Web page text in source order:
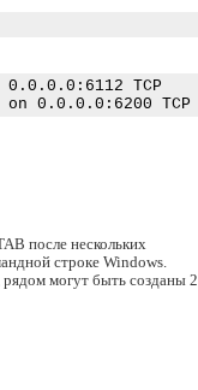
TCP
0.0.0.0:6200 TCP
после нескольких
строке Windows.
рядом могут быть созданы 2